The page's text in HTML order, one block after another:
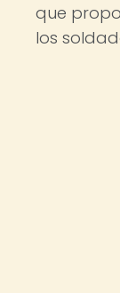
que
los